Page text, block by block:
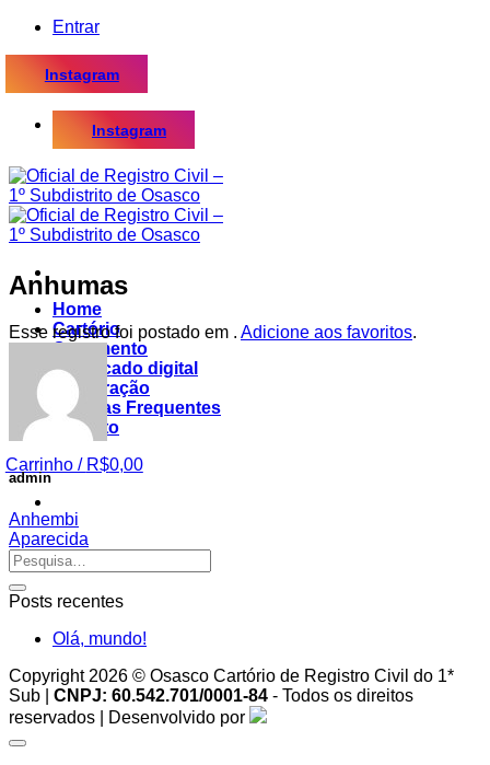
Skip
content
Entrar
Instagram
Instagram
Home
Cartório
Casamento
Certificado digital
Procuração
Dúvidas Frequentes
Contato
Carrinho / R$0,00
Anhumas
Esse registro foi postado em . Adicione aos favoritos.
admin
Anhembi
Aparecida
Posts recentes
Olá, mundo!
Copyright 2026 © Osasco Cartório de Registro Civil do 1*
Sub | CNPJ: 60.542.701/0001-84 - Todos os direitos
reservados | Desenvolvido por